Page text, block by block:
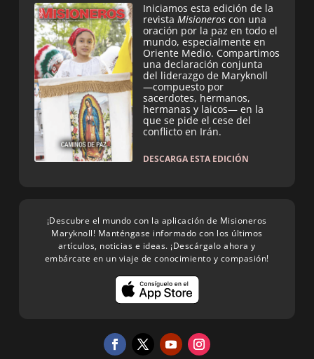
Iniciamos esta edición de la
revista Misioneros con una
oración por la paz en todo el
mundo, especialmente en
Oriente Medio. Compartimos
una declaración conjunta
del liderazgo de Maryknoll
—compuesto por
sacerdotes, hermanos,
hermanas y laicos— en la
que se pide el cese del
conflicto en Irán.
DESCARGA ESTA EDICIÓN
¡Descubre el mundo con la aplicación de Misioneros
Maryknoll! Manténgase informado con los últimos
artículos, noticias e ideas. ¡Descárgalo ahora y
embárcate en un viaje de conocimiento y compasión!